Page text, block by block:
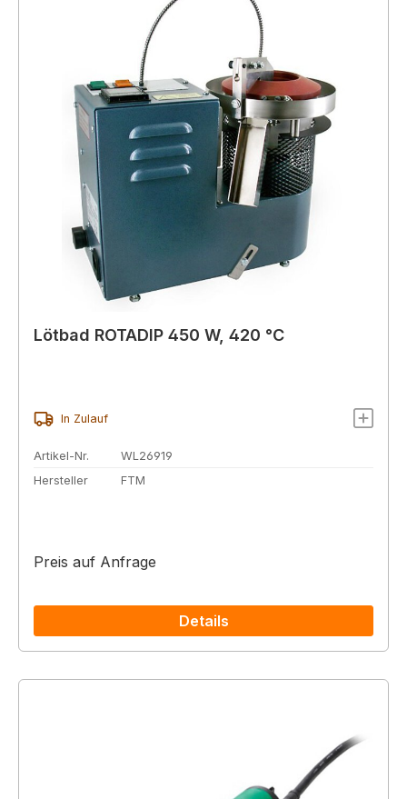
Lötbad ROTADIP 450 W, 420 °C
In Zulauf
Artikel-Nr.
WL26919
Hersteller
FTM
Preis auf Anfrage
Details